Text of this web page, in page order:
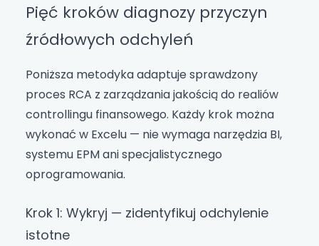
Pięć kroków diagnozy przyczyn
źródłowych odchyleń
Poniższa metodyka adaptuje sprawdzony
proces RCA z zarządzania jakością do realiów
controllingu finansowego. Każdy krok można
wykonać w Excelu — nie wymaga narzędzia BI,
systemu EPM ani specjalistycznego
oprogramowania.
Krok 1: Wykryj — zidentyfikuj odchylenie
istotne